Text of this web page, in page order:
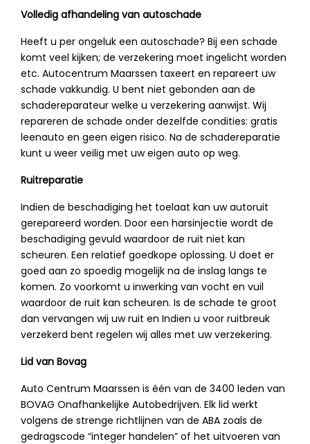
Volledig afhandeling van autoschade
Heeft u per ongeluk een autoschade? Bij een schade
komt veel kijken; de verzekering moet ingelicht worden
etc. Autocentrum Maarssen taxeert en repareert uw
schade vakkundig. U bent niet gebonden aan de
schadereparateur welke u verzekering aanwijst. Wij
repareren de schade onder dezelfde condities: gratis
leenauto en geen eigen risico. Na de schadereparatie
kunt u weer veilig met uw eigen auto op weg.
Ruitreparatie
Indien de beschadiging het toelaat kan uw autoruit
gerepareerd worden. Door een harsinjectie wordt de
beschadiging gevuld waardoor de ruit niet kan
scheuren. Een relatief goedkope oplossing. U doet er
goed aan zo spoedig mogelijk na de inslag langs te
komen. Zo voorkomt u inwerking van vocht en vuil
waardoor de ruit kan scheuren. Is de schade te groot
dan vervangen wij uw ruit en Indien u voor ruitbreuk
verzekerd bent regelen wij alles met uw verzekering.
Lid van Bovag
Auto Centrum Maarssen is één van de 3400 leden van
BOVAG Onafhankelijke Autobedrijven. Elk lid werkt
volgens de strenge richtlijnen van de ABA zoals de
gedragscode “integer handelen” of het uitvoeren van